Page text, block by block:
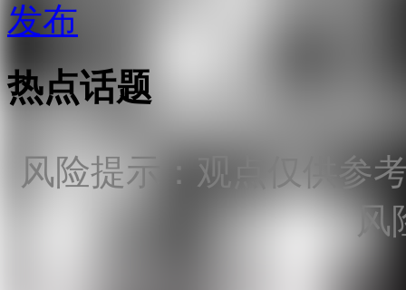
发布
热点话题
风险提示：观点仅供参
风